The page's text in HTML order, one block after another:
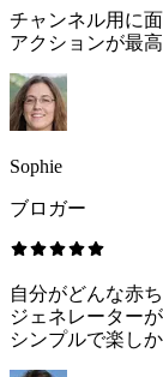
チャンネル用に
アクションが最
Sophie
ブロガー
自分がどんな赤
ジェネレーター
シンプルで楽しか